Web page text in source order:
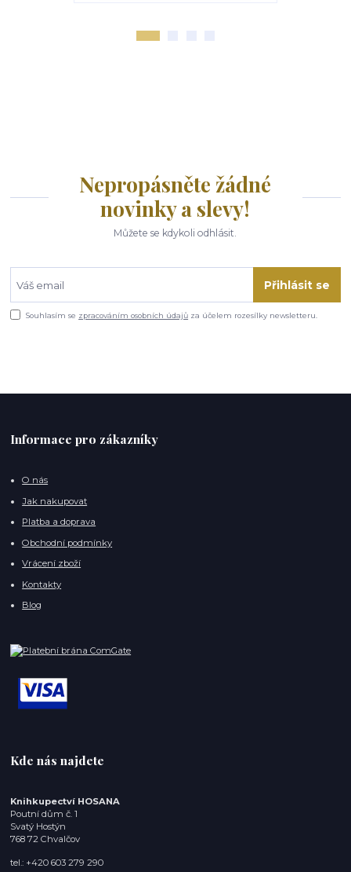
Nepropásněte žádné
novinky a slevy!
Můžete se kdykoli odhlásit.
Přihlásit se
Souhlasím se zpracováním osobních údajů za účelem rozesílky newsletteru.
Informace pro zákazníky
O nás
Jak nakupovat
Platba a doprava
Obchodní podmínky
Vrácení zboží
Kontakty
Blog
Kde nás najdete
Knihkupectví HOSANA
Poutní dům č. 1
Svatý Hostýn
768 72 Chvalčov
tel.: +420 603 279 290